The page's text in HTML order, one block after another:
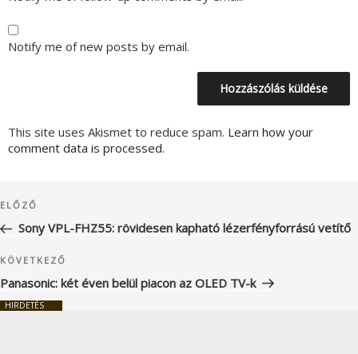
Notify me of new posts by email.
This site uses Akismet to reduce spam. Learn how your
comment data is processed.
navigáció
Korábbi
bejegyzés
ELŐZŐ
Sony VPL-FHZ55: rövidesen kapható lézerfényforrású vetítő
Következő
bejegyzés
KÖVETKEZŐ
Panasonic: két éven belül piacon az OLED TV-k
HIRDETÉS